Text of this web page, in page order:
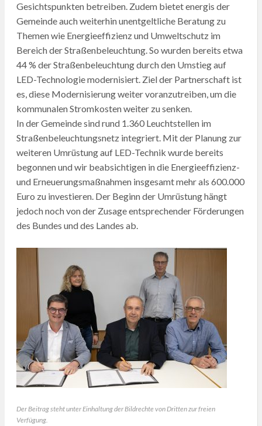
Gesichtspunkten betreiben. Zudem bietet energis der
Gemeinde auch weiterhin unentgeltliche Beratung zu
Themen wie Energieeffizienz und Umweltschutz im
Bereich der Straßenbeleuchtung. So wurden bereits etwa
44 % der Straßenbeleuchtung durch den Umstieg auf
LED-Technologie modernisiert. Ziel der Partnerschaft ist
es, diese Modernisierung weiter voranzutreiben, um die
kommunalen Stromkosten weiter zu senken.
In der Gemeinde sind rund 1.360 Leuchtstellen im
Straßenbeleuchtungsnetz integriert. Mit der Planung zur
weiteren Umrüstung auf LED-Technik wurde bereits
begonnen und wir beabsichtigen in die Energieeffizienz-
und Erneuerungsmaßnahmen insgesamt mehr als 600.000
Euro zu investieren. Der Beginn der Umrüstung hängt
jedoch noch von der Zusage entsprechender Förderungen
des Bundes und des Landes ab.
Der Beitrag steht unter Einhaltung der Bildrechte von Dritten zur freien
Verfügung.